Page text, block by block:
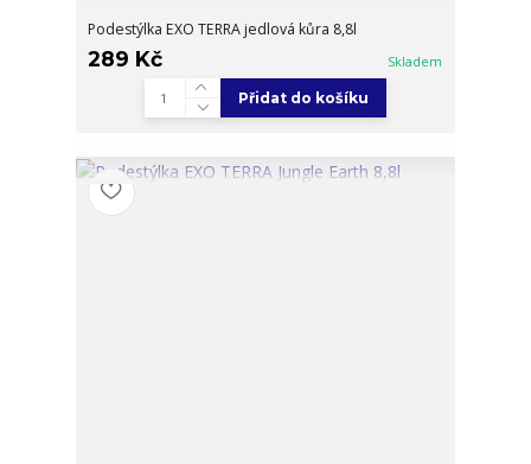
Podestýlka EXO TERRA jedlová kůra 8,8l
289 Kč Skladem
Přidat do košíku